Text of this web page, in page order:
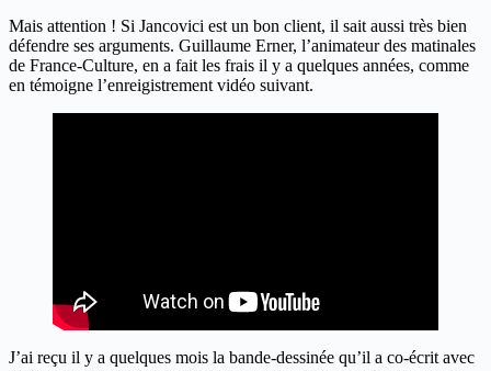
Mais attention ! Si Jancovici est un bon client, il sait aussi très bien
défendre ses arguments. Guillaume Erner, l’animateur des matinales
de France-Culture, en a fait les frais il y a quelques années, comme
en témoigne l’enreigistrement vidéo suivant.
J’ai reçu il y a quelques mois la bande-dessinée qu’il a co-écrit avec